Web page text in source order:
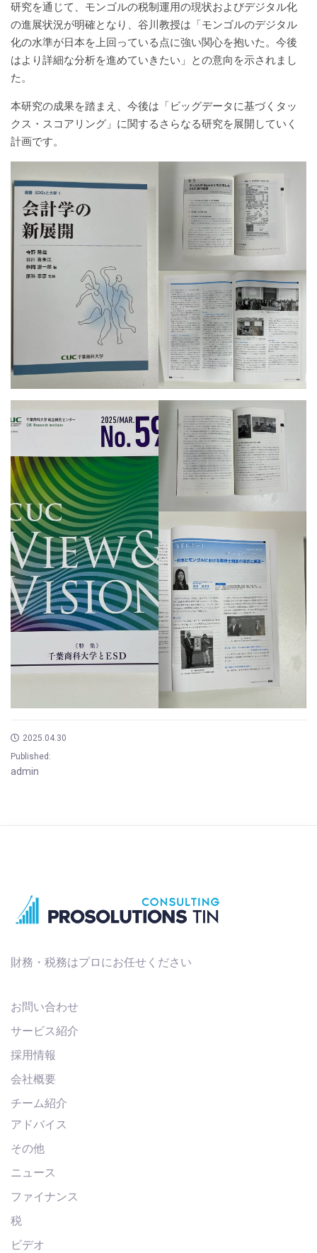
研究を通じて、モンゴルの税制運用の現状およびデジタル化
の進展状況が明確となり、谷川教授は「モンゴルのデジタル
化の水準が日本を上回っている点に強い関心を抱いた。今後
はより詳細な分析を進めていきたい」との意向を示されまし
た。
本研究の成果を踏まえ、今後は「ビッグデータに基づくタッ
クス・スコアリング」に関するさらなる研究を展開していく
計画です。
2025.04.30
Published:
admin
財務・税務はプロにお任せください
お問い合わせ
サービス紹介
採用情報
会社概要
チーム紹介
アドバイス
その他
ニュース
ファイナンス
税
ビデオ